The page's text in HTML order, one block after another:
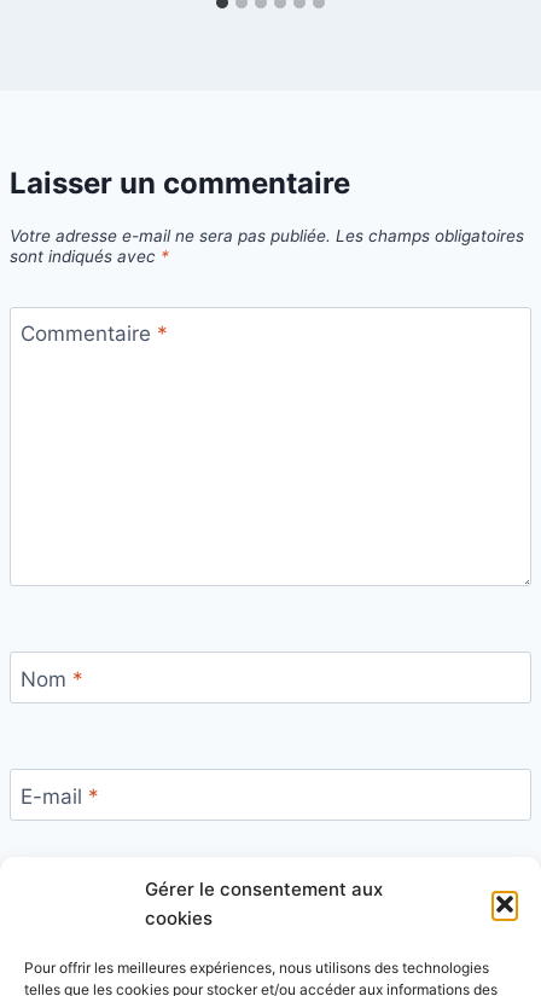
Gérer le consentement aux
cookies
Pour offrir les meilleures expériences, nous utilisons des technologies
telles que les cookies pour stocker et/ou accéder aux informations des
Laisser un commentaire
Votre adresse e-mail ne sera pas publiée. Les champs obligatoires
sont indiqués avec *
Commentaire *
Nom *
E-mail *